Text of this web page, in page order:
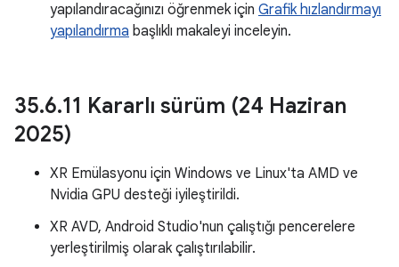
yapılandıracağınızı öğrenmek için Grafik hızlandırmayı
yapılandırma başlıklı makaleyi inceleyin.
35.6.11 Kararlı sürüm (24 Haziran
2025)
XR Emülasyonu için Windows ve Linux'ta AMD ve
Nvidia GPU desteği iyileştirildi.
XR AVD, Android Studio'nun çalıştığı pencerelere
yerleştirilmiş olarak çalıştırılabilir.